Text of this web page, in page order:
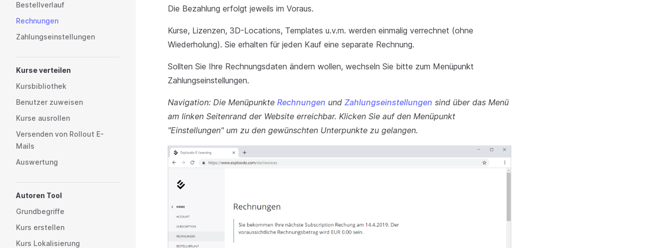
Bestellverlauf
Rechnungen
Zahlungseinstellungen
Kurse verteilen
Kursbibliothek
Benutzer zuweisen
Kurse ausrollen
Versenden von Rollout E-
Mails
Auswertung
Autoren Tool
Grundbegriffe
Kurs erstellen
Kurs Lokalisierung
Die Bezahlung erfolgt jeweils im Voraus.
Kurse, Lizenzen, 3D-Locations, Templates u.v.m. werden einmalig verrechnet (ohne
Wiederholung). Sie erhalten für jeden Kauf eine separate Rechnung.
Sollten Sie Ihre Rechnungsdaten ändern wollen, wechseln Sie bitte zum Menüpunkt
Zahlungseinstellungen.
Navigation: Die Menüpunkte Rechnungen und Zahlungseinstellungen sind über das Menü
am linken Seitenrand der Website erreichbar. Klicken Sie auf den Menüpunkt
"Einstellungen" um zu den gewünschten Unterpunkte zu gelangen.